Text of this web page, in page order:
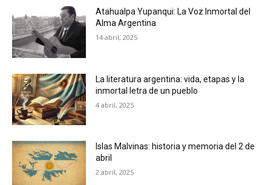
Atahualpa Yupanqui: La Voz Inmortal del
Alma Argentina
14 abril, 2025
La literatura argentina: vida, etapas y la
inmortal letra de un pueblo
4 abril, 2025
Islas Malvinas: historia y memoria del 2 de
abril
2 abril, 2025